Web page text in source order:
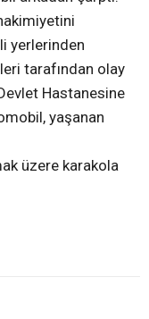
yerlerinden
tarafından olay
Hastanesine
yaşanan
üzere karakola